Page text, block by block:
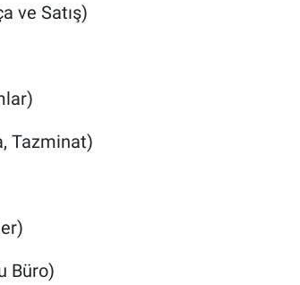
ve Satış)
Tazminat)
Büro)